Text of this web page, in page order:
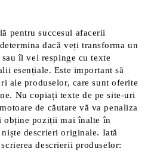
pentru succesul afacerii
dacă veți transforma un
îl vei respinge cu texte
esențiale. Este important să
ale produselor, care sunt oferite
Nu copiați texte de pe site-uri
de căutare vă va penaliza
obține poziții mai înalte în
descrieri originale. Iată
descrierii produselor: